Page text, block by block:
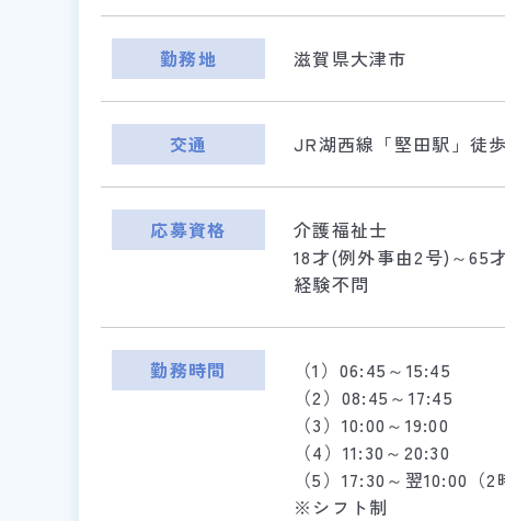
勤務地 滋賀県大津市
交通 JR湖西線「堅田駅」徒
応募資格
介護福祉士
18才(例外事由2号)～65
経験不問
勤務時間
（1）06:45～15:45
（2）08:45～17:45
（3）10:00～19:00
（4）11:30～20:30
（5）17:30～翌10:00（2
※シフト制